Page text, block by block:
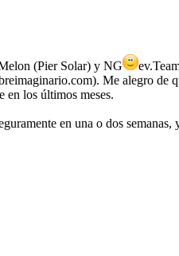
(Pier Solar) y NG
Me alegro de
en los últimos meses.
en una o dos